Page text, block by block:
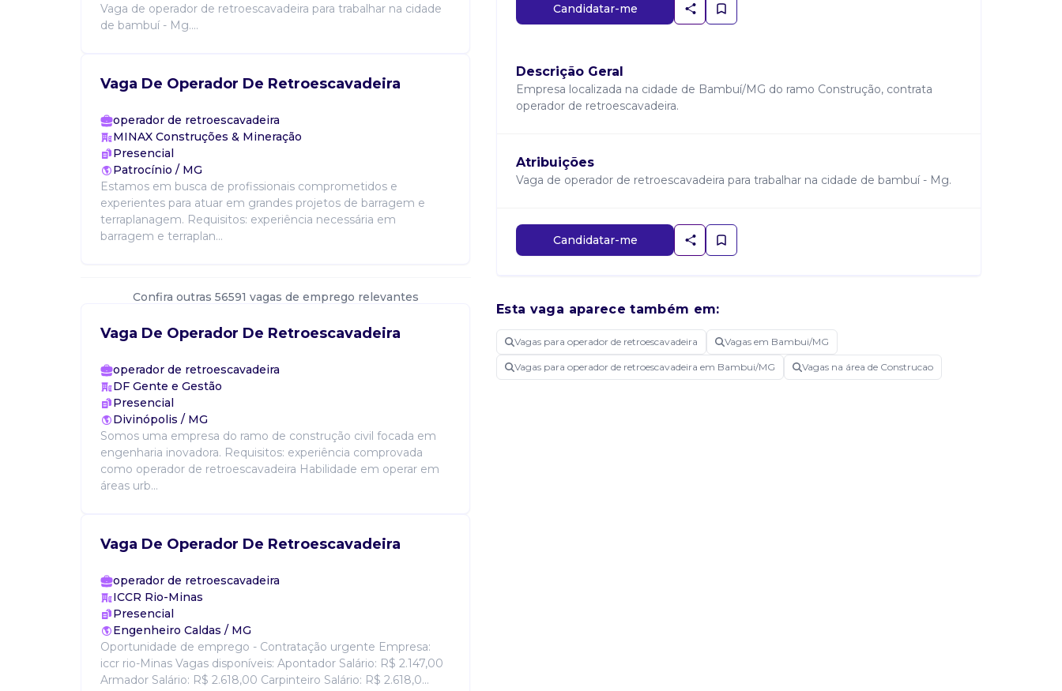
Vaga de operador de retroescavadeira para trabalhar na cidade
de bambuí - Mg....
Vaga De Operador De Retroescavadeira
operador de retroescavadeira
MINAX Construções & Mineração
Presencial
Patrocínio / MG
Estamos em busca de profissionais comprometidos e
experientes para atuar em grandes projetos de barragem e
terraplanagem. Requisitos: experiência necessária em
barragem e terraplan...
Confira outras 56591 vagas de emprego relevantes
Vaga De Operador De Retroescavadeira
operador de retroescavadeira
DF Gente e Gestão
Presencial
Divinópolis / MG
Somos uma empresa do ramo de construção civil focada em
engenharia inovadora. Requisitos: experiência comprovada
como operador de retroescavadeira Habilidade em operar em
áreas urb...
Vaga De Operador De Retroescavadeira
operador de retroescavadeira
ICCR Rio-Minas
Presencial
Engenheiro Caldas / MG
Oportunidade de emprego - Contratação urgente Empresa:
iccr rio-Minas Vagas disponíveis: Apontador Salário: R$ 2.147,00
Armador Salário: R$ 2.618,00 Carpinteiro Salário: R$ 2.618,0...
Candidatar-me
Descrição Geral
Empresa localizada na cidade de Bambuí/MG do ramo Construção, contrata
operador de retroescavadeira.
Atribuições
Vaga de operador de retroescavadeira para trabalhar na cidade de bambuí - Mg.
Candidatar-me
Esta vaga aparece também em:
Vagas para operador de retroescavadeira Vagas em Bambui/MG
Vagas para operador de retroescavadeira em Bambui/MG Vagas na área de Construcao